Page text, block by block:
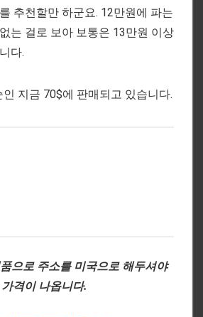
추천할만 하군요. 12만원에 파는
는 걸로 보아 보통은 13만원 이상
다.
지금 70$에 판매되고 있습니다.
으로 주소를 미국으로 해두셔야
가격이 나옵니다.